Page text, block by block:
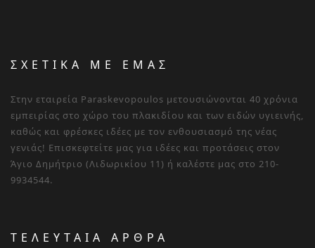
ΣΧΕΤΙΚΑ ΜΕ ΕΜΑΣ
Στην εταιρεία Paraskevopoulos μετουσιώνονται 40 χρόνια
εμπειρίας στο χώρο του πλακιδίου και των ειδών υγιεινής,
καθώς και φρέσκες ιδέες με τον ενθουσιασμό της νέας
γενιάς! Επισκεφτείτε μας για ιδέες και προτάσεις στον
Άγιο Δημήτριο (Λιδωρικίου 11) ή καλέστε μας στο 210-
9934544.
ΤΕΛΕΥΤΑΙΑ ΑΡΘΡΑ